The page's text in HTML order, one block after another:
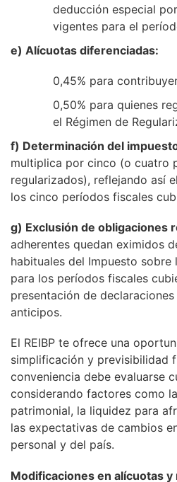
deducción especial
vigentes para el
e) Alícuotas diferenciadas:
0,45% para
0,50% para quienes
el Régimen de
f) Determinación del
multiplica por cinco (o cuatro
regularizados), reflejando así
los cinco períodos fiscales
g) Exclusión de obligaciones
adherentes quedan eximidos
habituales del Impuesto sobre
para los períodos fiscales
presentación de
anticipos.
El REIBP te ofrece una
simplificación y previsibilidad
conveniencia debe evaluarse
considerando factores como
patrimonial, la liquidez para
las expectativas de cambios
personal y del país.
Modificaciones en alícuotas